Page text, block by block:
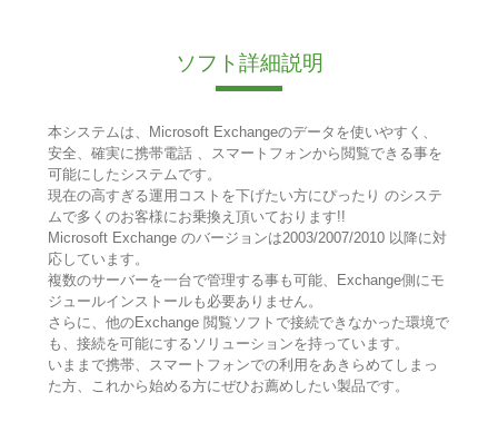
ソフト詳細説明
本システムは、Microsoft Exchangeのデータを使いやすく、
安全、確実に携帯電話 、スマートフォンから閲覧できる事を
可能にしたシステムです。
現在の高すぎる運用コストを下げたい方にぴったり のシステ
ムで多くのお客様にお乗換え頂いております!!
Microsoft Exchange のバージョンは2003/2007/2010 以降に対
応しています。
複数のサーバーを一台で管理する事も可能、Exchange側にモ
ジュールインストールも必要ありません。
さらに、他のExchange 閲覧ソフトで接続できなかった環境で
も、接続を可能にするソリューションを持っています。
いままで携帯、スマートフォンでの利用をあきらめてしまっ
た方、これから始める方にぜひお薦めしたい製品です。